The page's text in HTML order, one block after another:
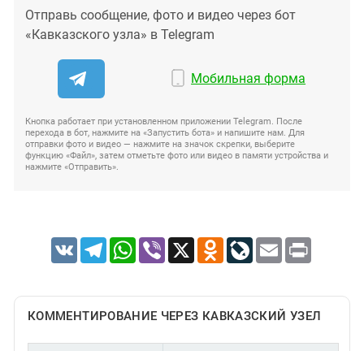
Отправь сообщение, фото и видео через бот
«Кавказского узла» в Telegram
Мобильная форма
Кнопка работает при установленном приложении Telegram. После
перехода в бот, нажмите на «Запустить бота» и напишите нам. Для
отправки фото и видео — нажмите на значок скрепки, выберите
функцию «Файл», затем отметьте фото или видео в памяти устройства и
нажмите «Отправить».
VK TelegramWhatsApp
Viber X Odnoklassniki
LiveJournal
Email Print
КОММЕНТИРОВАНИЕ ЧЕРЕЗ КАВКАЗСКИЙ УЗЕЛ